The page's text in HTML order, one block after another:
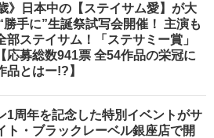
》日本中の【ステイサム愛】が大
勝手に”生誕祭試写会開催！ 主演も
部ステイサム！「ステサミー賞」
応募総数941票 全54作品の栄冠に
品とはー!?】
1周年を記念した特別イベントがサ
ト・ブラックレーベル銀座店で開